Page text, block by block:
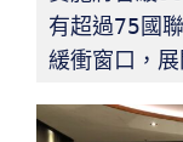
有超過75國
緩衝窗口，展